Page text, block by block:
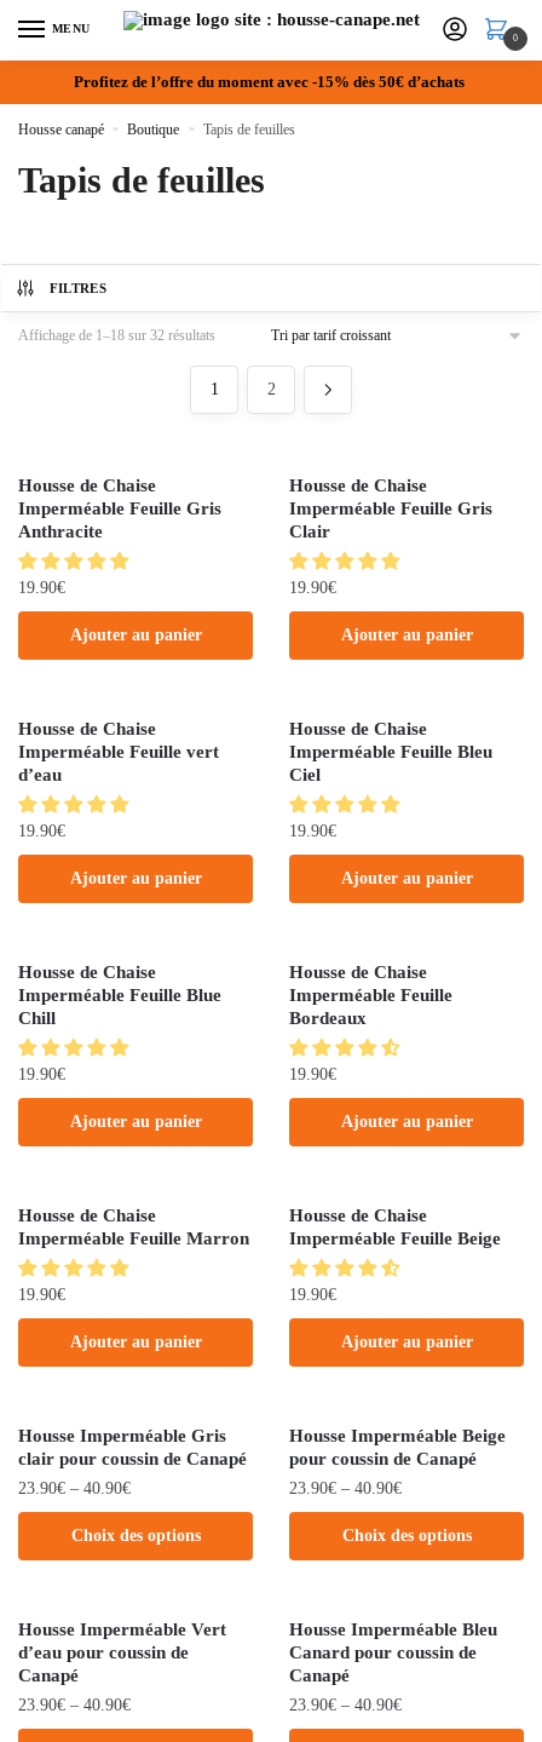
MENU
0
Profitez de l’offre du moment avec -15% dès 50€ d’achats
Housse canapé » Boutique » Tapis de feuilles
Tapis de feuilles
FILTRES
Affichage de 1–18 sur 32 résultats
1 2
Housse de Chaise
Imperméable Feuille Gris
Anthracite
19.90€
Ajouter au panier
Housse de Chaise
Imperméable Feuille Gris
Clair
19.90€
Ajouter au panier
Housse de Chaise
Imperméable Feuille vert
d’eau
19.90€
Ajouter au panier
Housse de Chaise
Imperméable Feuille Bleu
Ciel
19.90€
Ajouter au panier
Housse de Chaise
Imperméable Feuille Blue
Chill
19.90€
Ajouter au panier
Housse de Chaise
Imperméable Feuille
Bordeaux
19.90€
Ajouter au panier
Housse de Chaise
Imperméable Feuille Marron
19.90€
Ajouter au panier
Housse de Chaise
Imperméable Feuille Beige
19.90€
Ajouter au panier
Housse Imperméable Gris
clair pour coussin de Canapé
23.90€ – 40.90€
Choix des options
Housse Imperméable Beige
pour coussin de Canapé
23.90€ – 40.90€
Choix des options
Housse Imperméable Vert
d’eau pour coussin de
Canapé
23.90€ – 40.90€
Housse Imperméable Bleu
Canard pour coussin de
Canapé
23.90€ – 40.90€